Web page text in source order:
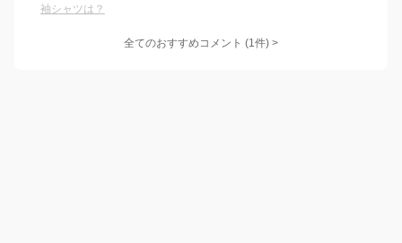
袖シャツは？
全てのおすすめコメント (1件) >